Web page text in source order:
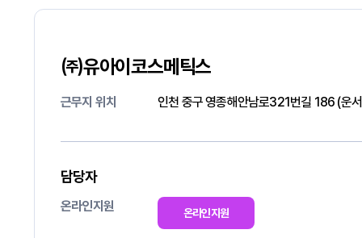
㈜유아이코스메틱스
근무지 위치 인천 중구 영종해안남로321번길 186 (운
담당자
온라인지원 온라인지원